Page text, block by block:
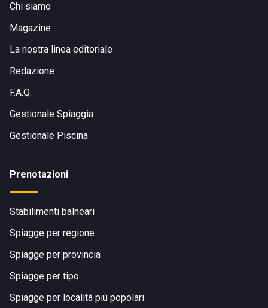
Chi siamo
Magazine
La nostra linea editoriale
Redazione
F.A.Q.
Gestionale Spiaggia
Gestionale Piscina
Prenotazioni
Stabilimenti balneari
Spiagge per regione
Spiagge per provincia
Spiagge per tipo
Spiagge per località più popolari